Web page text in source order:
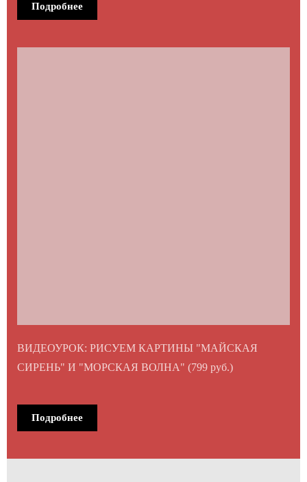
Подробнее
ВИДЕОУРОК: РИСУЕМ КАРТИНЫ "МАЙСКАЯ
СИРЕНЬ" И "МОРСКАЯ ВОЛНА" (799 руб.)
Подробнее